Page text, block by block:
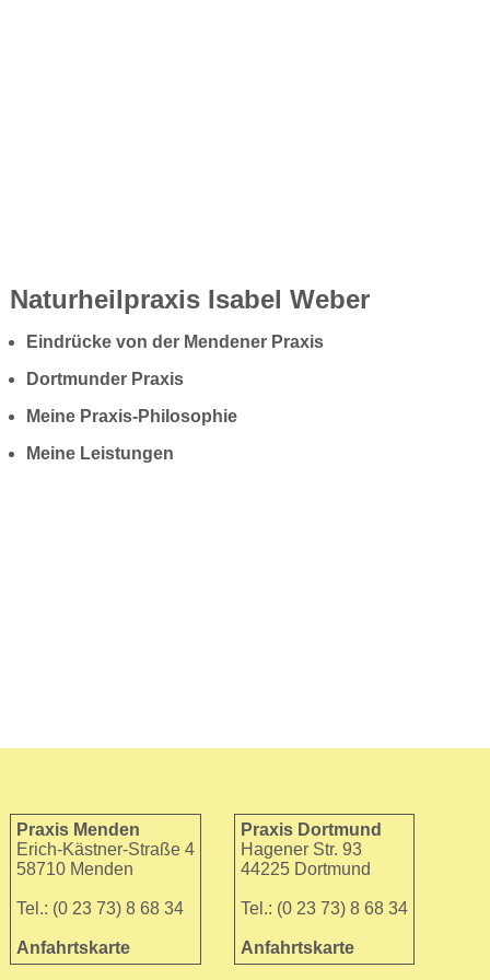
Naturheilpraxis Isabel Weber
Eindrücke von der Mendener Praxis
Dortmunder Praxis
Meine Praxis-Philosophie
Meine Leistungen
Praxis Menden
Erich-Kästner-Straße 4
58710 Menden
Tel.: (0 23 73) 8 68 34
Anfahrtskarte
Praxis Dortmund
Hagener Str. 93
44225 Dortmund
Tel.: (0 23 73) 8 68 34
Anfahrtskarte